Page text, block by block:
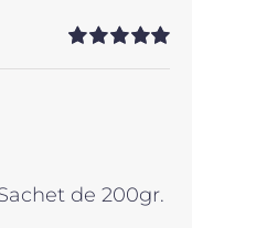
Note5.00sur
de 200gr.